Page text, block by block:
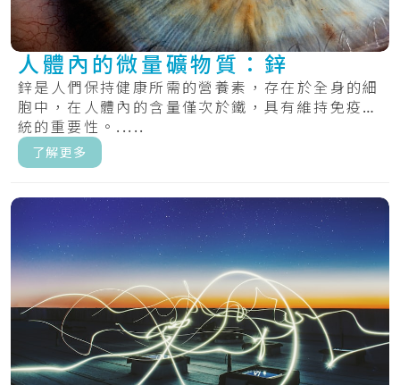
人體內的微量礦物質：鋅
鋅是人們保持健康所需的營養素，存在於全身的細
胞中，在人體內的含量僅次於鐵，具有維持免疫系
統的重要性。.....
了解更多